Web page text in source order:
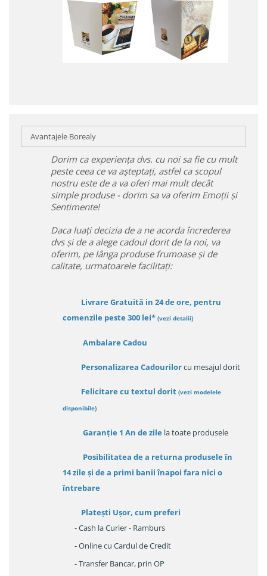
Avantajele Borealy
Dorim ca experiența dvs. cu noi sa fie cu mult
peste ceea ce va așteptați, astfel ca scopul
nostru este de a va oferi mai mult decât
simple produse - dorim sa va oferim Emoții și
Sentimente!
Daca luați decizia de a ne acorda încrederea
dvs și de a alege cadoul dorit de la noi, va
oferim, pe lânga produse frumoase și de
calitate, urmatoarele facilitați:
Livrare Gratuită in 24 de ore, pentru
comenzile peste 300 lei* (vezi detalii)
Ambalare Cadou
Personalizarea Cadourilorcu mesajul dorit
Felicitare cu textul dorit (vezi modelele
disponibile)
Garanție 1 An de zile la toate produsele
Posibilitatea de a returna produsele în
14 zileși de a primi banii înapoi fara nici o
întrebare
Platești Ușor, cum preferi
- Cash la Curier - Ramburs
- Online cu Cardul de Credit
- Transfer Bancar, prin OP